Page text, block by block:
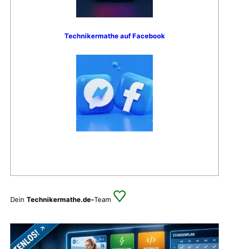
Technikermathe auf Facebook
Dein Technikermathe.de-Team